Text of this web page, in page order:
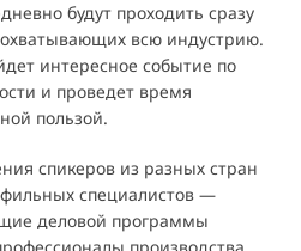
будут проходить сразу
всю индустрию.
интересное событие по
и проведет время
пользой.
спикеров из разных стран
специалистов —
деловой программы